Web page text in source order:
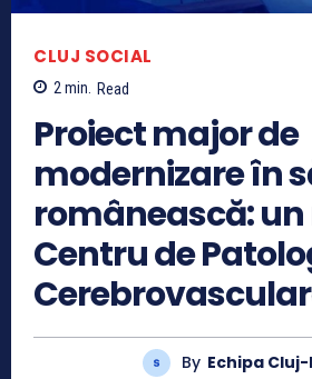
CLUJ SOCIAL
2min. Read
Proiect major de
modernizare în
românească: un
Centru de
By Echipa